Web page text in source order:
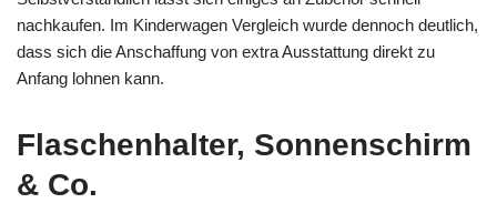
nachkaufen. Im Kinderwagen Vergleich wurde dennoch deutlich,
dass sich die Anschaffung von extra Ausstattung direkt zu
Anfang lohnen kann.
Flaschenhalter, Sonnenschirm
& Co.